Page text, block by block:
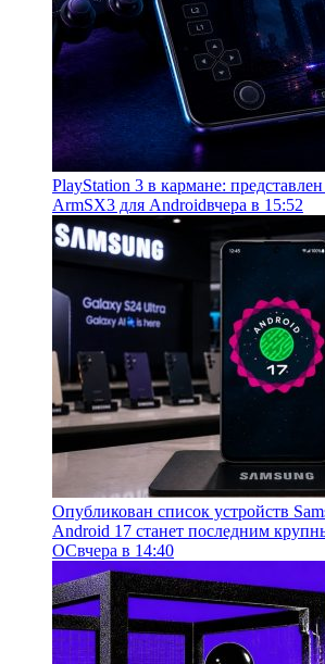
PlayStation 3 в кармане:
ArmSX3 для Androidвчера в 15:52
Опубликован список устройств
Android 17 станет последним
ОСвчера в 14:40